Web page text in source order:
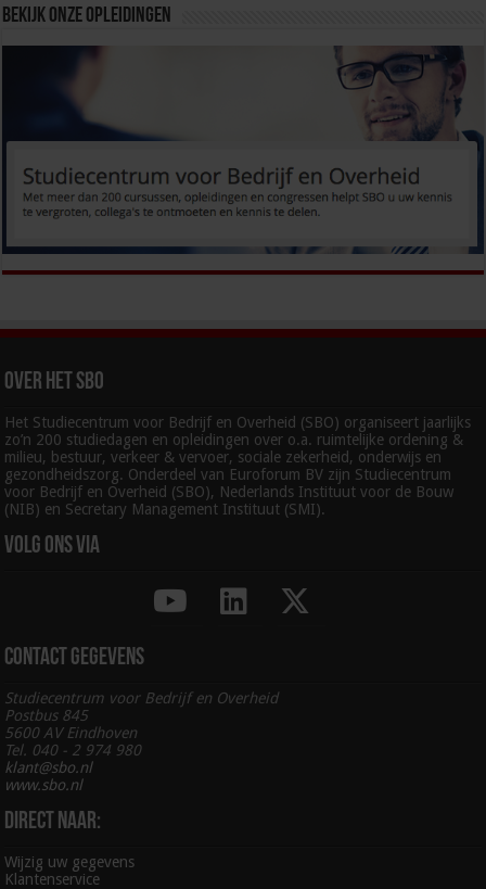
Bekijk onze opleidingen
Over het SBO
Het Studiecentrum voor Bedrijf en Overheid (SBO) organiseert jaarlijks
zo’n 200 studiedagen en opleidingen over o.a. ruimtelijke ordening &
milieu, bestuur, verkeer & vervoer, sociale zekerheid, onderwijs en
gezondheidszorg. Onderdeel van Euroforum BV zijn Studiecentrum
voor Bedrijf en Overheid (SBO), Nederlands Instituut voor de Bouw
(NIB) en Secretary Management Instituut (SMI).
Volg ons via
Contact gegevens
Studiecentrum voor Bedrijf en Overheid
Postbus 845
5600 AV Eindhoven
Tel. 040 - 2 974 980
klant@sbo.nl
www.sbo.nl
Direct naar:
Wijzig uw gegevens
Klantenservice